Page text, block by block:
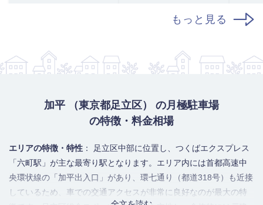
もっと見る
加平 （東京都足立区） の月極駐車場
の特徴・料金相場
エリアの特徴・特性 ： 足立区中部に位置し、つくばエクスプレス
「六町駅」が主な最寄り駅となります。エリア内には首都高速中
央環状線の「加平出入口」があり、環七通り（都道318号）も近接
しているため、車での交通アクセスが非常に良好なのが最大の特